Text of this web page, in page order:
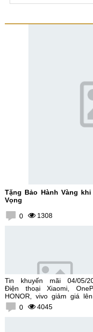
Tặng Bảo Hành Vàng
Vọng
0 1308
Tin khuyến mãi 04/05/
Điện thoại Xiaomi,
HONOR, vivo giảm giá lên
300K0 4045